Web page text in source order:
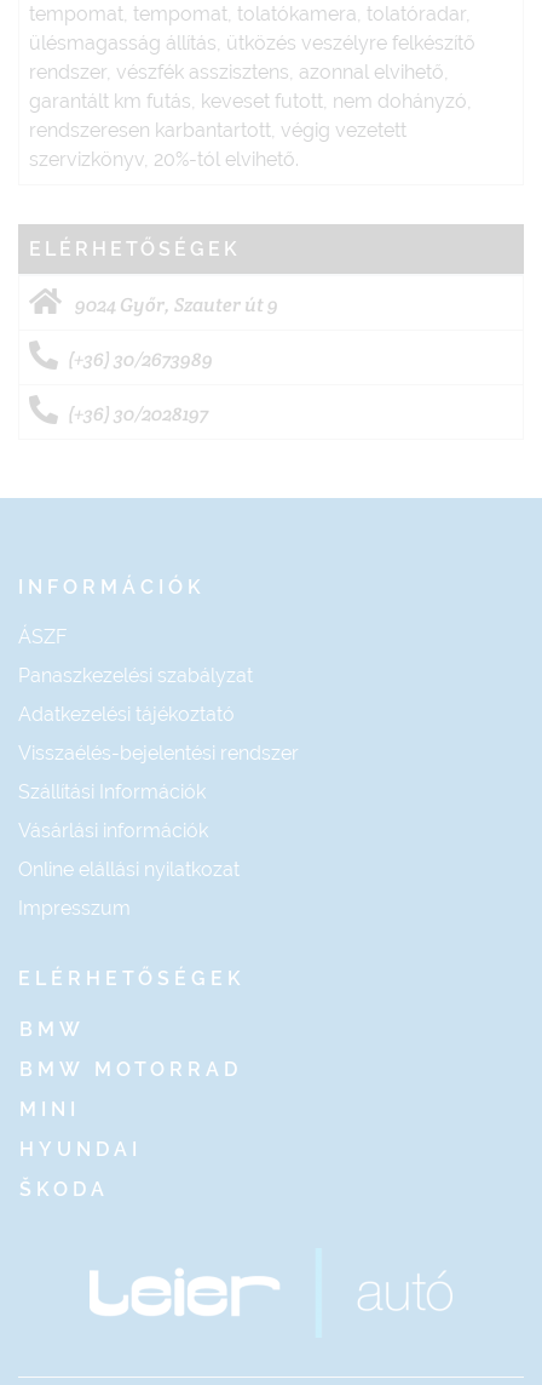
tempomat, tempomat, tolatókamera, tolatóradar,
ülésmagasság állítás, ütközés veszélyre felkészítő
rendszer, vészfék asszisztens, azonnal elvihető,
garantált km futás, keveset futott, nem dohányzó,
rendszeresen karbantartott, végig vezetett
szervizkönyv, 20%-tól elvihető.
ELÉRHETŐSÉGEK
9024 Győr, Szauter út 9
(+36) 30/2673989
(+36) 30/2028197
INFORMÁCIÓK
ÁSZF
Panaszkezelési szabályzat
Adatkezelési tájékoztató
Visszaélés-bejelentési rendszer
Szállítási Információk
Vásárlási információk
Online elállási nyilatkozat
Impresszum
ELÉRHETŐSÉGEK
BMW
BMW MOTORRAD
MINI
HYUNDAI
ŠKODA